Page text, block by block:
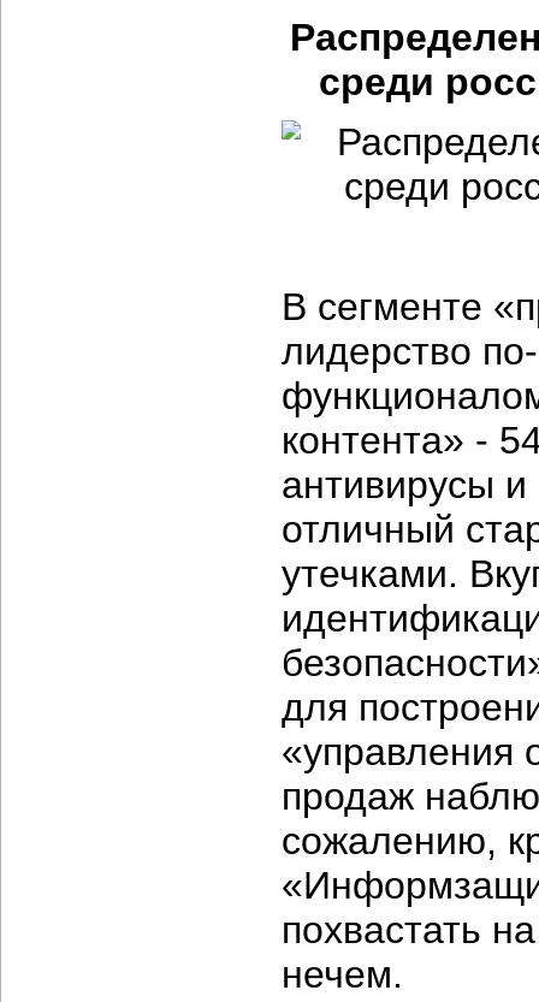
среди
В сегменте
лидерство
контента» -
антивирусы
отличный
утечками.
для
«управления
продаж
сожалению,
похвастать
нечем.